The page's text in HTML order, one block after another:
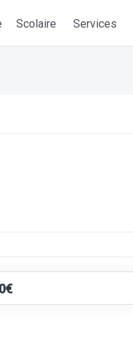
Scolaire Services